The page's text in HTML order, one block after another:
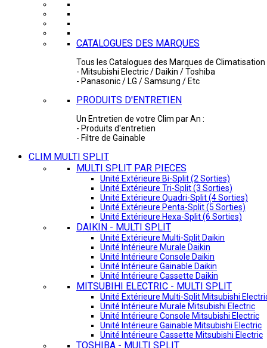
CATALOGUES DES MARQUES
Tous les Catalogues des Marques de Climatisation
- Mitsubishi Electric / Daikin / Toshiba
- Panasonic / LG / Samsung / Etc
PRODUITS D'ENTRETIEN
Un Entretien de votre Clim par An :
- Produits d'entretien
- Filtre de Gainable
CLIM MULTI SPLIT
MULTI SPLIT PAR PIECES
Unité Extérieure Bi-Split (2 Sorties)
Unité Extérieure Tri-Split (3 Sorties)
Unité Extérieure Quadri-Split (4 Sorties)
Unité Extérieure Penta-Split (5 Sorties)
Unité Extérieure Hexa-Split (6 Sorties)
DAIKIN - MULTI SPLIT
Unité Extérieure Multi-Split Daikin
Unité Intérieure Murale Daikin
Unité Intérieure Console Daikin
Unité Intérieure Gainable Daikin
Unité Intérieure Cassette Daikin
MITSUBIHI ELECTRIC - MULTI SPLIT
Unité Extérieure Multi-Split Mitsubishi
Unité Intérieure Murale Mitsubishi Electric
Unité Intérieure Console Mitsubishi Electric
Unité Intérieure Gainable Mitsubishi Electric
Unité Intérieure Cassette Mitsubishi Electric
TOSHIBA - MULTI SPLIT